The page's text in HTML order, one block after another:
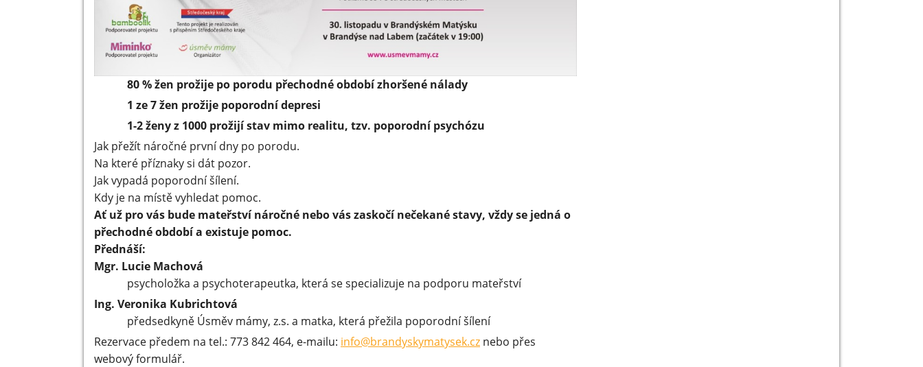
80 % žen prožije po porodu přechodné období zhoršené nálady
1 ze 7 žen prožije poporodní depresi
1-2 ženy z 1000 prožijí stav mimo realitu, tzv. poporodní psychózu
Jak přežít náročné první dny po porodu.
Na které příznaky si dát pozor.
Jak vypadá poporodní šílení.
Kdy je na místě vyhledat pomoc.
Ať už pro vás bude mateřství náročné nebo vás zaskočí nečekané stavy, vždy se jedná o
přechodné období a existuje pomoc.
Přednáší:
Mgr. Lucie Machová
psycholožka a psychoterapeutka, která se specializuje na podporu mateřství
Ing. Veronika Kubrichtová
předsedkyně Úsměv mámy, z.s. a matka, která přežila poporodní šílení
Rezervace předem na tel.: 773 842 464, e-mailu: info@brandyskymatysek.cz nebo přes
webový formulář.